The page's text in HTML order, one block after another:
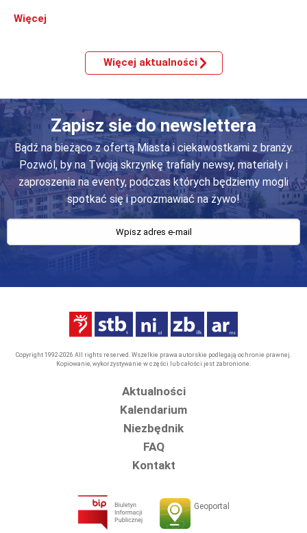
Więcej
Więcej aktualności
Zapisz sie do newslettera
Bądź na bieżąco z ofertą Miasta i ciekawostkami z branży.
Pozwól, by na Twoją skrzynkę trafiały newsy, materiały i
zaproszenia na eventy, podczas których będziemy mogli
spotkać się i porozmawiać na żywo!
Copyright 1992-2026 All rights reserved. Wszelkie prawa autorskie podlegają ochronie prawnej.
Kopiowanie, wykorzystywanie w części lub całości jest zabronione.
Aktualności
Kalendarium
Niezbędnik
FAQ
Kontakt
Geoportal